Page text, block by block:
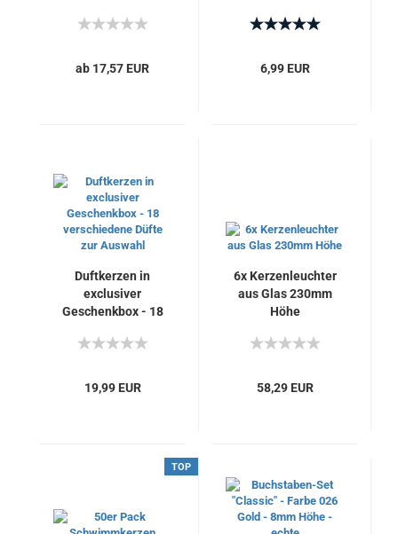
ab 17,57 EUR 6,99 EUR
Duftkerzen in
exclusiver
Geschenkbox - 18
zur Auswahl
19,99 EUR
6x Kerzenleuchter
aus Glas 230mm
Höhe
58,29 EUR
TOP